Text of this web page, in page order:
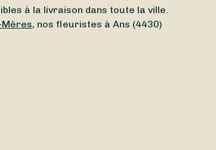
à la livraison dans toute la ville.
Mères, nos fleuristes à Ans (4430)